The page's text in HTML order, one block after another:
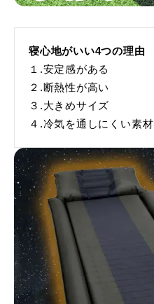
寝心地がいい4つの理由
１.安定感がある
２.断熱性が高い
３.大きめサイズ
４.冷気を通しにくい素材